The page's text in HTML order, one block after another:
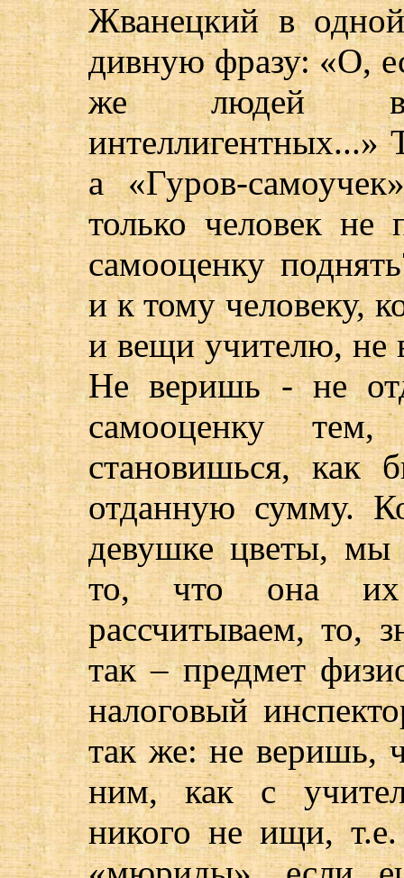
Жванецкий в
дивную фразу: «О,
же людей
интеллигентных...»
а «Гуров-
только человек
самооценку
и к тому человеку,
и вещи учителю, не
Не веришь - не
самооценку
становишься, как
отданную сумму.
девушке цветы, мы
то, что она их
рассчитываем, то,
так – предмет
налоговый
так же: не веришь,
ним, как с
никого не ищи, т.е.